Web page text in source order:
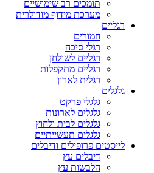
תומכים רב שימושיים
מערכת מידוף מודולרית
רגליים
חמורים
רגלי סיכה
רגליים לשולחן
רגליים מתקפלות
רגלית לארון
גלגלים
גלגלי פרקט
גלגלים לארונות
גלגלים לבית ולחוץ
גלגלים תעשייתיים
לייסטים פרופילים ודיבלים
דיבלים עץ
הלבשות עץ